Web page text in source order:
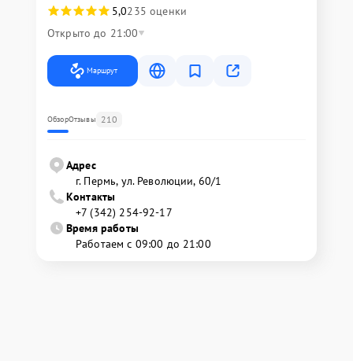
5,0235 оценки
Открыто до 21:00
Маршрут
ОбзорОтзывы 210
Адрес
г. Пермь, ул. ​Революции, 60/1
Контакты
+7 (342) 254-92-17
Время работы
Работаем с 09:00 до 21:00